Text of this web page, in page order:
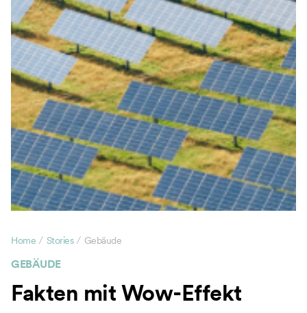
GEBÄUDE
Home / Stories / Gebäude
Fakten mit Wow-Effekt